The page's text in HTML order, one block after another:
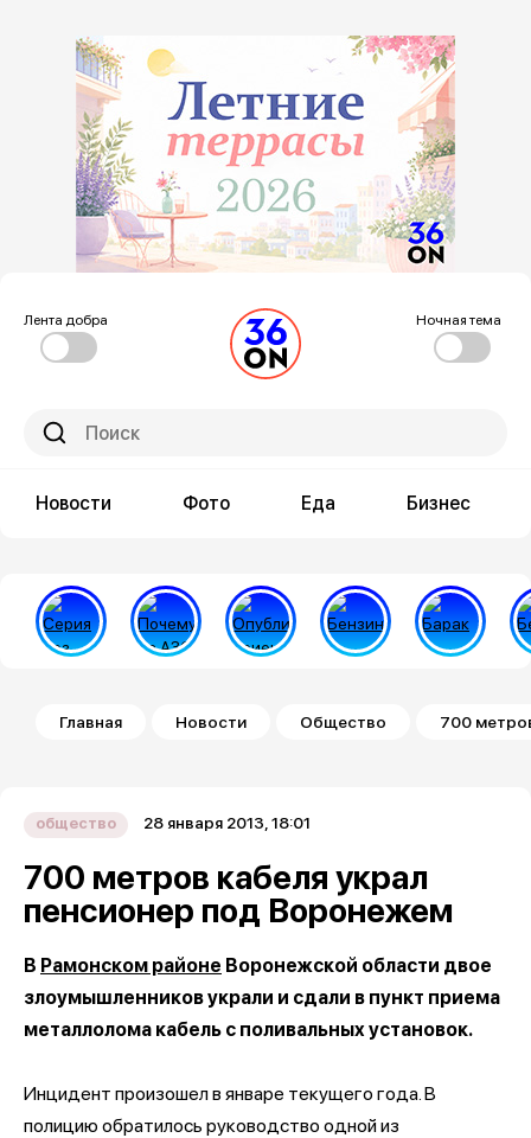
Лента добра Ночная тема
Новости Фото Еда Бизнес
Строка навигации
Главная Новости Общество 700
общество 28 января 2013, 18:01
700 метров кабеля украл
пенсионер под Воронежем
В Рамонском районе Воронежской области двое
злоумышленников украли и сдали в пункт приема
металлолома кабель с поливальных установок.
Инцидент произошел в январе текущего года. В
полицию обратилось руководство одной из